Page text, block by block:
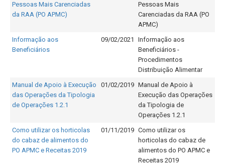
Pessoas Mais Carenciadas
da RAA (PO APMC)
Pessoas Mais
Carenciadas da RAA (PO
APMC)
Informação aos
Beneficiários
09/02/2021
Informação aos
Beneficiários -
Procedimentos
Distribuição Alimentar
Manual de Apoio à Execução
das Operações da Tipologia
de Operações 1.2.1
01/02/2019 Manual de Apoio à
Execução das Operações
da Tipologia de
Operações 1.2.1
Como utilizar os horticolas
do cabaz de alimentos do
PO APMC e Receitas 2019
01/11/2019 Como utilizar os
horticolas do cabaz de
alimentos do PO APMC e
Receitas 2019